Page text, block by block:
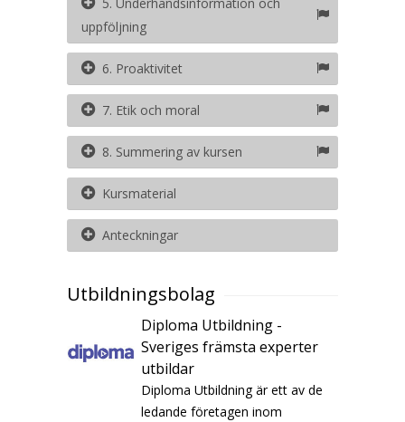
uppföljning
6. Proaktivitet
7. Etik och moral
8. Summering av kursen
Kursmaterial
Anteckningar
Utbildningsbolag
Diploma Utbildning -
Sveriges främsta experter
utbildar
Diploma Utbildning är ett av de
ledande företagen inom